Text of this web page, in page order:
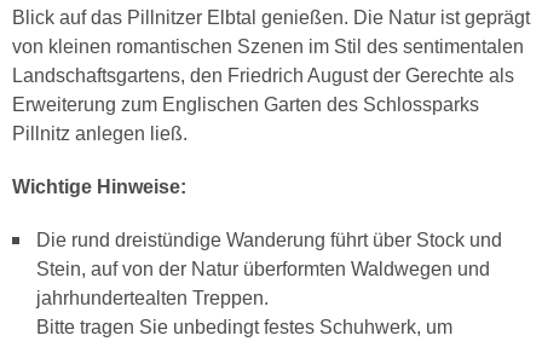
Blick auf das Pillnitzer Elbtal genießen. Die Natur ist geprägt
von kleinen romantischen Szenen im Stil des sentimentalen
Landschaftsgartens, den Friedrich August der Gerechte als
Erweiterung zum Englischen Garten des Schlossparks
Pillnitz anlegen ließ.
Wichtige Hinweise:
Die rund dreistündige Wanderung führt über Stock und
Stein, auf von der Natur überformten Waldwegen und
jahrhundertealten Treppen.
Bitte tragen Sie unbedingt festes Schuhwerk, um